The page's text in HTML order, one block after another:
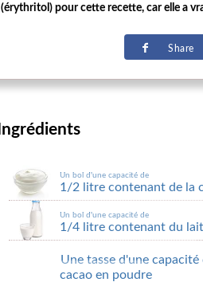
(érythritol) pour cette recette, car elle a
Share
Ingrédients
Un bol d'une capacité de
1/2 litre contenant de la
Un bol d'une capacité de
1/4 litre contenant du lait
Une tasse d'une
cacao en poudre